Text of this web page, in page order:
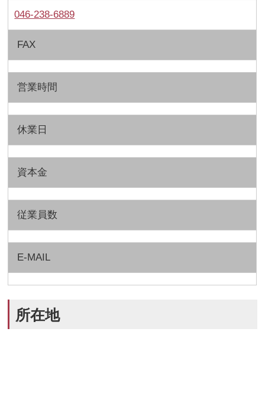
046-238-6889
FAX
営業時間
休業日
資本金
従業員数
E-MAIL
所在地